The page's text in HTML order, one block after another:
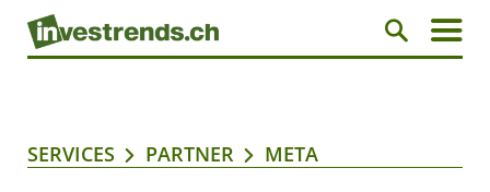
SERVICES PARTNER META